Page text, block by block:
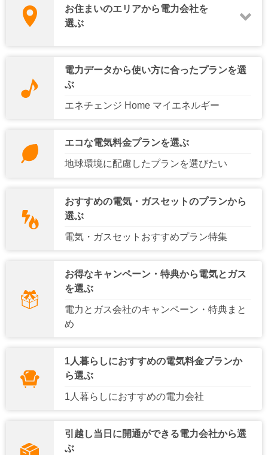
エバーグリーン・リテイ
リング
コスモでんき ミツウロコでんき
お住まいのエリアから電力会社を
選ぶ
北海道電力エリア 東北電力エリア
東京電力エリア 中部電力エリア
北陸電力エリア 関西電力エリア
九州電力エリア 沖縄電力エリア
電力データから使い方に合ったプランを選
ぶ
エネチェンジ Home マイエネルギー
エコな電気料金プランを選ぶ
地球環境に配慮したプランを選びたい
おすすめの電気・ガスセットのプランから
選ぶ
電気・ガスセットおすすめプラン特集
お得なキャンペーン・特典から電気とガス
を選ぶ
電力とガス会社のキャンペーン・特典まと
め
1人暮らしにおすすめの電気料金プランか
ら選ぶ
1人暮らしにおすすめの電力会社
引越し当日に開通ができる電力会社から選
ぶ